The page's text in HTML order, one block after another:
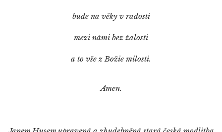
bude na věky v radosti
mezi námi bez žalosti
a to vše z Božie milosti.
Amen.